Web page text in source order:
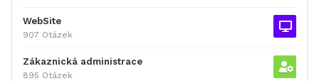
WebSite
907 Otázek
Zákaznická administrace
895 Otázek